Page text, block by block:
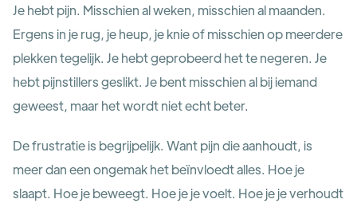
Je hebt pijn. Misschien al weken, misschien al maanden.
Ergens in je rug, je heup, je knie of misschien op meerdere
plekken tegelijk. Je hebt geprobeerd het te negeren. Je
hebt pijnstillers geslikt. Je bent misschien al bij iemand
geweest, maar het wordt niet echt beter.
De frustratie is begrijpelijk. Want pijn die aanhoudt, is
meer dan een ongemak het beïnvloedt alles. Hoe je
slaapt. Hoe je beweegt. Hoe je je voelt. Hoe je je verhoudt